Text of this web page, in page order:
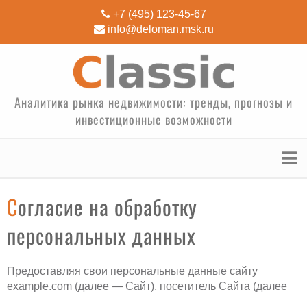
+7 (495) 123-45-67
info@deloman.msk.ru
Аналитика рынка недвижимости: тренды, прогнозы и
инвестиционные возможности
Согласие на обработку
персональных данных
Предоставляя свои персональные данные сайту
example.com (далее — Сайт), посетитель Сайта (далее